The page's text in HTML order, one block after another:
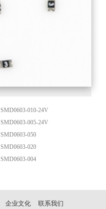
SMD0603-010-24V
SMD0603-005-24V
SMD0603-050
SMD0603-020
SMD0603-004
企业文化 联系我们